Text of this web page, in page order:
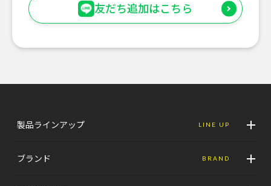
友だち追加はこちら
製品ラインアップ LINE UP
ブランド BRAND